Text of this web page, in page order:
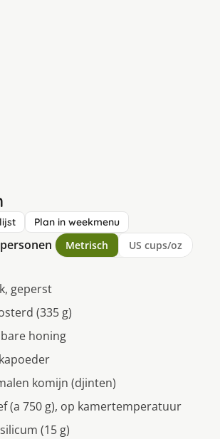
Plan in weekmenu
personen Metrisch US cups/oz
geperst
(335 g)
honing
komijn (djinten)
(a 750 g), op kamertemperatuur
(15 g)